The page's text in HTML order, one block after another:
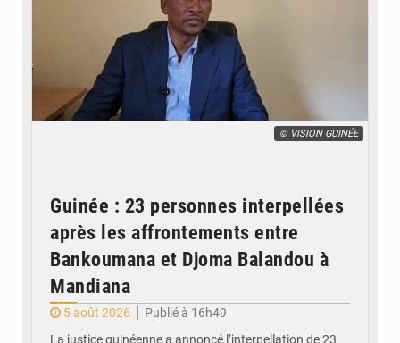
© VISION GUINÉE
Guinée : 23 personnes interpellées
après les affrontements entre
Bankoumana et Djoma Balandou à
Mandiana
5 août 2026
Publié à 16h49
La justice guinéenne a annoncé l’interpellation de 23